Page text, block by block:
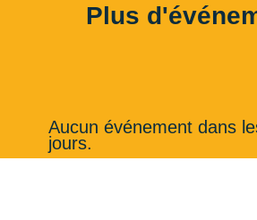
Plus
Aucun événement dans
jours.